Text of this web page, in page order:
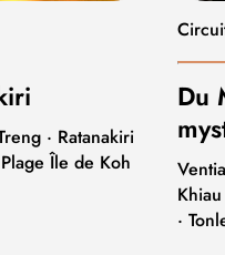
· Ratanakiri
Île de Koh
Du
·